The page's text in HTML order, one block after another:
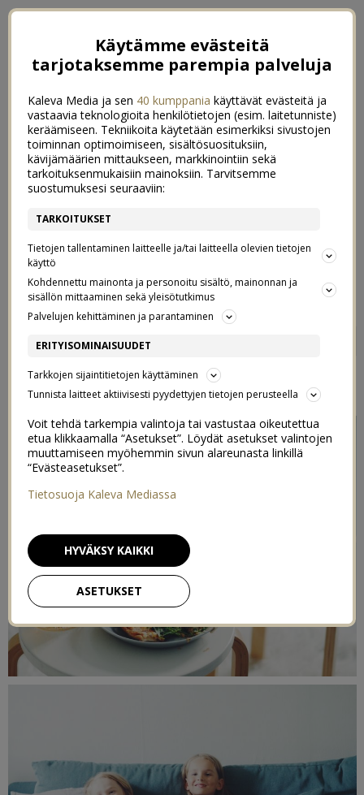
PIMEIDEN ILTOJEN
PELASTAJAT
2/10/2016
Käytämme evästeitä
tarjotaksemme parempia palveluja
Kaleva Media ja sen 40 kumppania käyttävät evästeitä ja
vastaavia teknologioita henkilötietojen (esim. laitetunniste)
keräämiseen. Tekniikoita käytetään esimerkiksi sivustojen
toiminnan optimoimiseen, sisältösuosituksiin,
kävijämäärien mittaukseen, markkinointiin sekä
tarkoituksenmukaisiin mainoksiin. Tarvitsemme
suostumuksesi seuraaviin:
TARKOITUKSET
Tietojen tallentaminen laitteelle ja/tai laitteella olevien tietojen
käyttö
Kohdennettu mainonta ja personoitu sisältö, mainonnan ja
sisällön mittaaminen sekä yleisötutkimus
Palvelujen kehittäminen ja parantaminen
ERITYISOMINAISUUDET
Tarkkojen sijaintitietojen käyttäminen
Tunnista laitteet aktiivisesti pyydettyjen tietojen perusteella
Voit tehdä tarkempia valintoja tai vastustaa oikeutettua
etua klikkaamalla “Asetukset”. Löydät asetukset valintojen
muuttamiseen myöhemmin sivun alareunasta linkillä
“Evästeasetukset”.
Tietosuoja Kaleva Mediassa
ASETUKSET
HYVÄKSY KAIKKI